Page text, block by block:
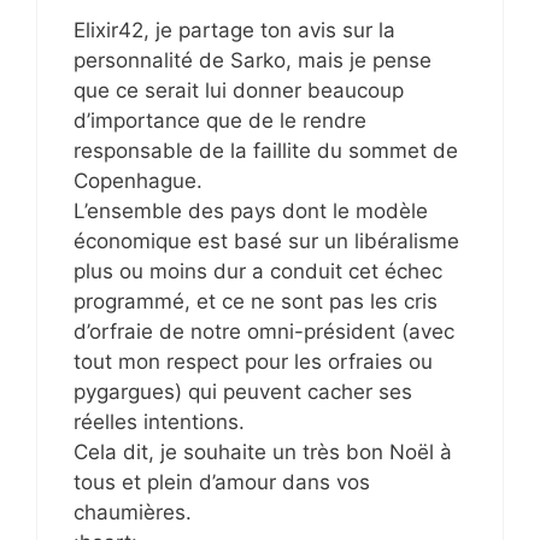
Elixir42, je partage ton avis sur la
personnalité de Sarko, mais je pense
que ce serait lui donner beaucoup
d’importance que de le rendre
responsable de la faillite du sommet de
Copenhague.
L’ensemble des pays dont le modèle
économique est basé sur un libéralisme
plus ou moins dur a conduit cet échec
programmé, et ce ne sont pas les cris
d’orfraie de notre omni-président (avec
tout mon respect pour les orfraies ou
pygargues) qui peuvent cacher ses
réelles intentions.
Cela dit, je souhaite un très bon Noël à
tous et plein d’amour dans vos
chaumières.